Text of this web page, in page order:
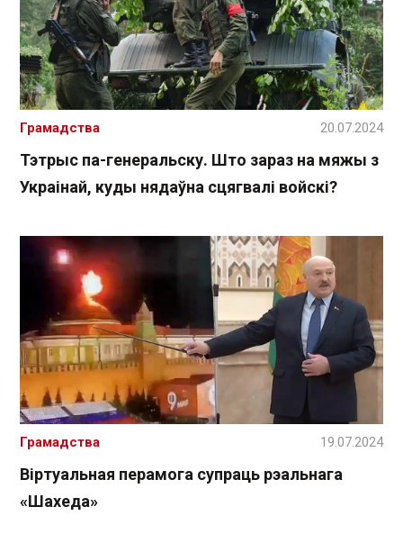
Тэтрыс па-генеральску. Што зараз на мяжы з
Украінай, куды нядаўна сцягвалі войскі?
Грамадства 20.07.2024
Віртуальная перамога супраць рэальнага
«Шахеда»
Грамадства 19.07.2024